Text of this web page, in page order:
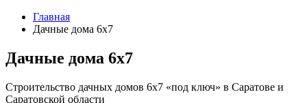
Главная
Дачные дома 6x7
Дачные дома 6x7
Строительство дачных домов 6х7 «под ключ» в Саратове и
Саратовской области